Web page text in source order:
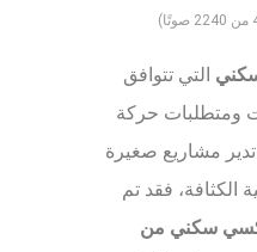
التي تتوافق
ومتطلبات حركة
مشاريع صغيرة
الكثافة، فقد تم
سكني من